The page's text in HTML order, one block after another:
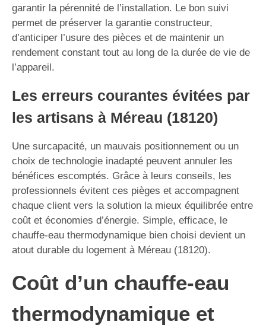
garantir la pérennité de l’installation. Le bon suivi
permet de préserver la garantie constructeur,
d’anticiper l’usure des pièces et de maintenir un
rendement constant tout au long de la durée de vie de
l’appareil.
Les erreurs courantes évitées par
les artisans à Méreau (18120)
Une surcapacité, un mauvais positionnement ou un
choix de technologie inadapté peuvent annuler les
bénéfices escomptés. Grâce à leurs conseils, les
professionnels évitent ces pièges et accompagnent
chaque client vers la solution la mieux équilibrée entre
coût et économies d’énergie. Simple, efficace, le
chauffe-eau thermodynamique bien choisi devient un
atout durable du logement à Méreau (18120).
Coût d’un chauffe-eau
thermodynamique et